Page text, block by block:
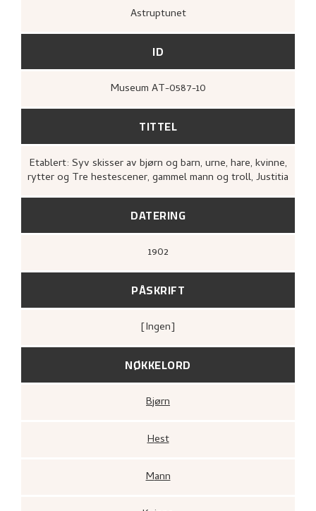
Astruptunet
ID
Museum AT-0587-10
TITTEL
Etablert: Syv skisser av bjørn og barn, urne, hare, kvinne,
rytter og Tre hestescener, gammel mann og troll, Justitia
DATERING
1902
PÅSKRIFT
[ingen]
NØKKELORD
Bjørn
Hest
Mann